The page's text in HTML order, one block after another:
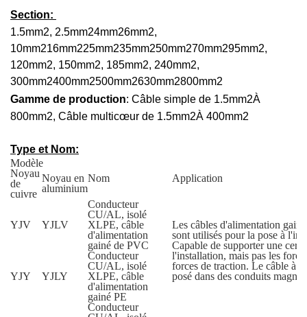
Section:
1.5mm2, 2.5mm24mm26mm2,
10mm216mm225mm235mm250mm270mm295mm2,
120mm2, 150mm2, 185mm2, 240mm2,
300mm2400mm2500mm2630mm2800mm2
Gamme de production: Câble simple de 1.5mm2À
800mm2, Câble multicœur de 1.5mm2À 400mm2
Type et Nom:
Modèle
Nom
Application
Noyau
de
cuivre
Noyau en
aluminium
YJV YJLV
Conducteur
CU/AL, isolé
XLPE, câble
d'alimentation
gainé de PVC
Les câbles d'alimentation
sont utilisés pour la pose à
Capable de supporter une
l'installation, mais pas les
forces de traction. Le câble à
posé dans des conduits
YJY YJLY
Conducteur
CU/AL, isolé
XLPE, câble
d'alimentation
gainé PE
Conducteur